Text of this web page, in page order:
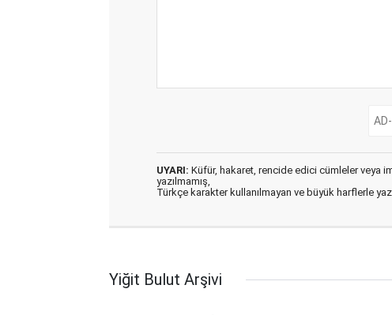
UYARI: Küfür, hakaret, rencide edici cümleler veya
yazılmamış,
Türkçe karakter kullanılmayan ve büyük harflerle
Yiğit Bulut Arşivi